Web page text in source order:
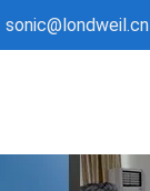
sonic@londweil.cn